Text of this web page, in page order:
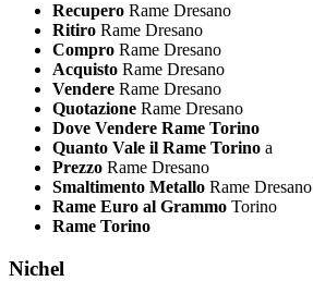
Recupero Rame Dresano
Ritiro Rame Dresano
Compro Rame Dresano
Acquisto Rame Dresano
Vendere Rame Dresano
Quotazione Rame Dresano
Dove Vendere Rame Torino
Quanto Vale il Rame Torino a
Prezzo Rame Dresano
Smaltimento Metallo Rame Dresano
Rame Euro al Grammo Torino
Rame Torino
Nichel